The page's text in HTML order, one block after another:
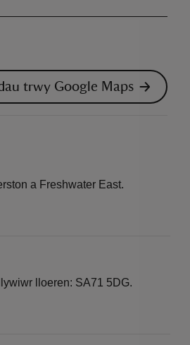
trwy Google Maps
a Freshwater East.
lloeren: SA71 5DG.